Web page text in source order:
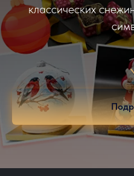
классических